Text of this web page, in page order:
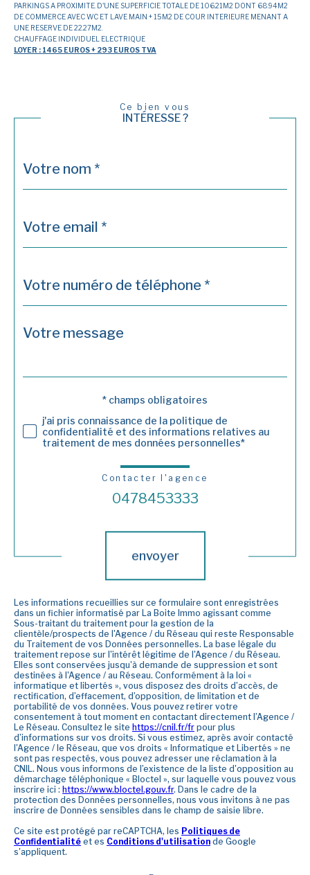
PARKINGS A PROXIMITE. D'UNE SUPERFICIE TOTALE DE 106.21M2 DONT 68.94M2
DE COMMERCE AVEC WC ET LAVE MAIN + 15M2 DE COUR INTERIEURE MENANT A
UNE RESERVE DE 22.27M2.
CHAUFFAGE INDIVIDUEL ELECTRIQUE
LOYER : 1465 EUROS + 293 EUROS TVA
Ce bien vous
INTÉRESSE ?
par
*
*
*
Fieldset
défaut
Message
*
* champs obligatoires
j'ai pris connaissance de la politique de
confidentialité et des informations relatives au
traitement de mes données personnelles*
Contacter l'agence
0478453333
envoyer
Les informations recueillies sur ce formulaire sont enregistrées
dans un fichier informatisé par La Boite Immo agissant comme
Sous-traitant du traitement pour la gestion de la
clientèle/prospects de l'Agence / du Réseau qui reste Responsable
du Traitement de vos Données personnelles. La base légale du
traitement repose sur l'intérêt légitime de l'Agence / du Réseau.
Elles sont conservées jusqu'à demande de suppression et sont
destinées à l'Agence / au Réseau. Conformément à la loi «
informatique et libertés », vous disposez des droits d’accès, de
rectification, d’effacement, d’opposition, de limitation et de
portabilité de vos données. Vous pouvez retirer votre
consentement à tout moment en contactant directement l’Agence /
Le Réseau. Consultez le site https://cnil.fr/fr pour plus
d’informations sur vos droits. Si vous estimez, après avoir contacté
l'Agence / le Réseau, que vos droits « Informatique et Libertés » ne
sont pas respectés, vous pouvez adresser une réclamation à la
CNIL. Nous vous informons de l’existence de la liste d'opposition au
démarchage téléphonique « Bloctel », sur laquelle vous pouvez vous
inscrire ici : https://www.bloctel.gouv.fr. Dans le cadre de la
protection des Données personnelles, nous vous invitons à ne pas
inscrire de Données sensibles dans le champ de saisie libre.
Ce site est protégé par reCAPTCHA, les Politiques de
Confidentialité et es Conditions d'utilisation de Google
s'appliquent.